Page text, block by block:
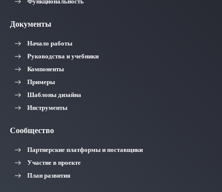
Документы
Начало работы
Руководства и учебники
Компоненты
Примеры
Шаблоны дизайна
Инструменты
Сообщество
Партнерские платформы и поставщики
Участие в проекте
План развития